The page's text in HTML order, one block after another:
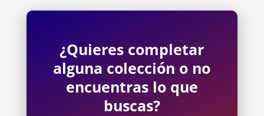
¿Quieres completar
alguna colección o no
encuentras lo que
buscas?